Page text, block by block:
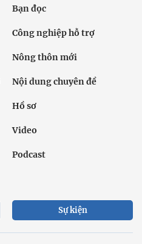
Bạn đọc
Công nghiệp hỗ trợ
Nông thôn mới
Nội dung chuyên đề
Hồ sơ
Video
Podcast
Sự kiện